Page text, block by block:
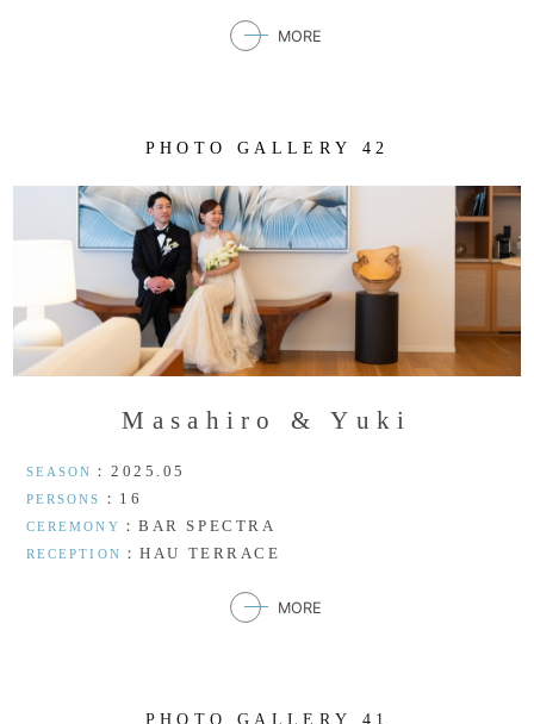
MORE
P HO TO G A L LE R Y 4 2
M a sa h iro & Y uki
SEASON ：2025.05
PERSONS ：16
CEREMONY ：BAR SPECTRA
RECEPTION ：HAU TERRACE
MORE
P HO TO G A L LE R Y 4 1